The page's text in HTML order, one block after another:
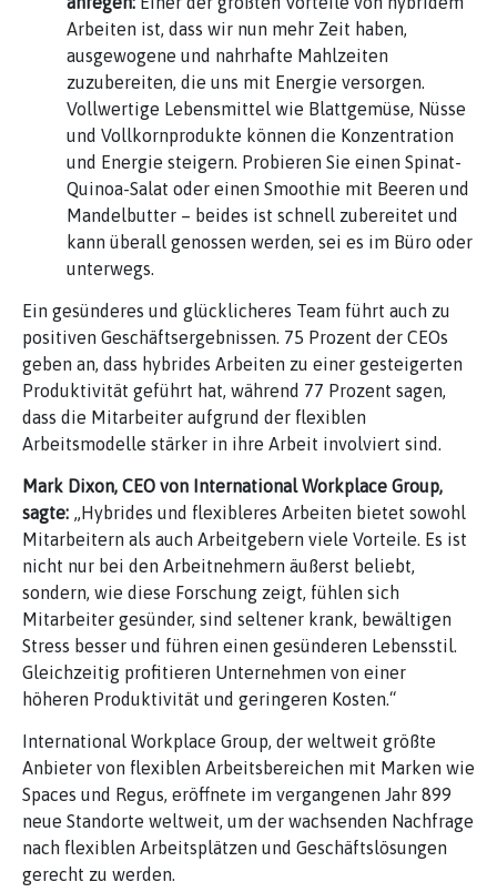
Arbeiten ist, dass wir nun mehr Zeit haben,
ausgewogene und nahrhafte Mahlzeiten
zuzubereiten, die uns mit Energie versorgen.
Vollwertige Lebensmittel wie Blattgemüse, Nüsse
und Vollkornprodukte können die Konzentration
und Energie steigern. Probieren Sie einen Spinat-
Quinoa-Salat oder einen Smoothie mit Beeren und
Mandelbutter – beides ist schnell zubereitet und
kann überall genossen werden, sei es im Büro oder
unterwegs.
Ein gesünderes und glücklicheres Team führt auch zu
positiven Geschäftsergebnissen. 75 Prozent der CEOs
geben an, dass hybrides Arbeiten zu einer gesteigerten
Produktivität geführt hat, während 77 Prozent sagen,
dass die Mitarbeiter aufgrund der flexiblen
Arbeitsmodelle stärker in ihre Arbeit involviert sind.
Mark Dixon, CEO von International Workplace Group,
sagte: „Hybrides und flexibleres Arbeiten bietet sowohl
Mitarbeitern als auch Arbeitgebern viele Vorteile. Es ist
nicht nur bei den Arbeitnehmern äußerst beliebt,
sondern, wie diese Forschung zeigt, fühlen sich
Mitarbeiter gesünder, sind seltener krank, bewältigen
Stress besser und führen einen gesünderen Lebensstil.
Gleichzeitig profitieren Unternehmen von einer
höheren Produktivität und geringeren Kosten.“
International Workplace Group, der weltweit größte
Anbieter von flexiblen Arbeitsbereichen mit Marken wie
Spaces und Regus, eröffnete im vergangenen Jahr 899
neue Standorte weltweit, um der wachsenden Nachfrage
nach flexiblen Arbeitsplätzen und Geschäftslösungen
gerecht zu werden.